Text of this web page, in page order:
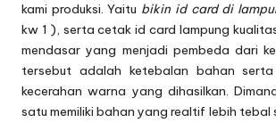
kami produksi. Yaitu bikin id card di
kw 1 ), serta cetak id card lampung
mendasar yang menjadi pembeda dari
tersebut adalah ketebalan bahan
kecerahan warna yang dihasilkan.
satu memiliki bahan yang realtif lebih